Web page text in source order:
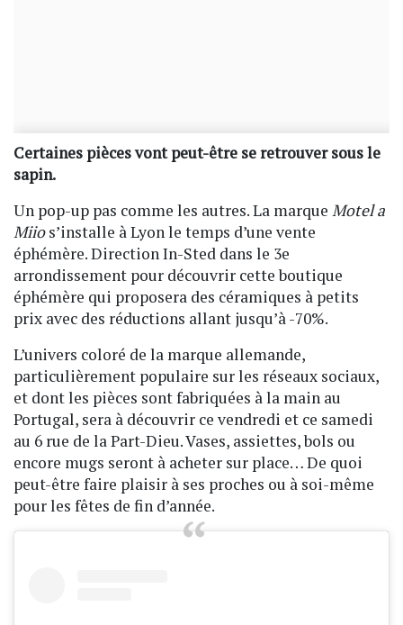
Certaines pièces vont peut-être se retrouver sous le
sapin.
Un pop-up pas comme les autres. La marque Motel a
Miios’installe à Lyon le temps d’une vente
éphémère. Direction In-Sted dans le 3e
arrondissement pour découvrir cette boutique
éphémère qui proposera des céramiques à petits
prix avec des réductions allant jusqu’à -70%.
L’univers coloré de la marque allemande,
particulièrement populaire sur les réseaux sociaux,
et dont les pièces sont fabriquées à la main au
Portugal, sera à découvrir ce vendredi et ce samedi
au 6 rue de la Part-Dieu. Vases, assiettes, bols ou
encore mugs seront à acheter sur place… De quoi
peut-être faire plaisir à ses proches ou à soi-même
pour les fêtes de fin d’année.